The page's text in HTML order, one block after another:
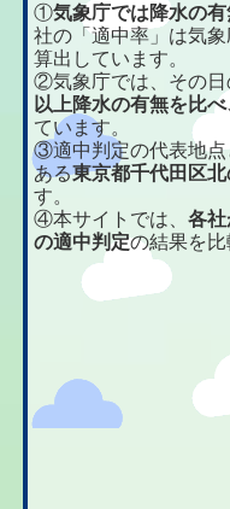
①気象庁では降水の
社の「適中率」は気
算出しています。
②気象庁では、その日
以上降水の有無を比
ています。
③適中判定の代表地点
ある東京都千代田区
す。
④本サイトでは、各
の適中判定の結果を比